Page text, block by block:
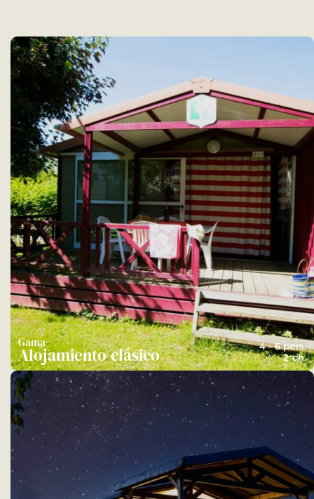
Gama
Alojamiento clásico
4 - 6 pers.
2 ch.